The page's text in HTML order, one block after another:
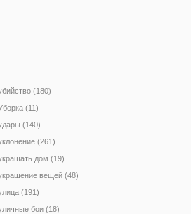
(180)
(11)
(140)
(261)
дом (19)
вещей (48)
(191)
бои (18)